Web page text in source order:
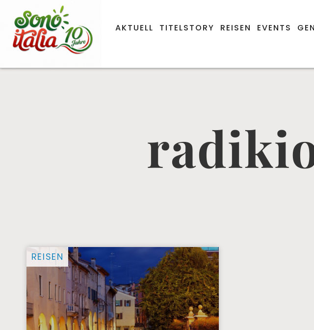
AKTUELL TITELSTORY REISEN EVENTS
REISEN